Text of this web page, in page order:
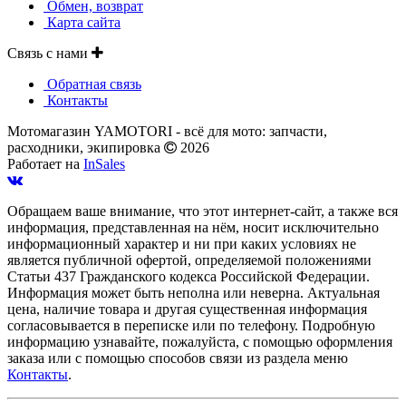
Обмен, возврат
Карта сайта
Связь с нами
Обратная связь
Контакты
Мотомагазин YAMOTORI - всё для мото: запчасти,
расходники, экипировка
2026
Работает на InSales
Обращаем ваше внимание, что этот интернет-сайт, а также вся
информация, представленная на нём, носит исключительно
информационный характер и ни при каких условиях не
является публичной офертой, определяемой положениями
Статьи 437 Гражданского кодекса Российской Федерации.
Информация может быть неполна или неверна. Актуальная
цена, наличие товара и другая существенная информация
согласовывается в переписке или по телефону. Подробную
информацию узнавайте, пожалуйста, с помощью оформления
заказа или с помощью способов связи из раздела меню
Контакты.